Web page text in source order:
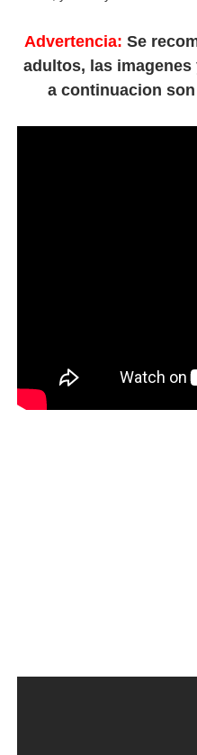
Advertencia: Se
adultos, las imagenes
a continuacion